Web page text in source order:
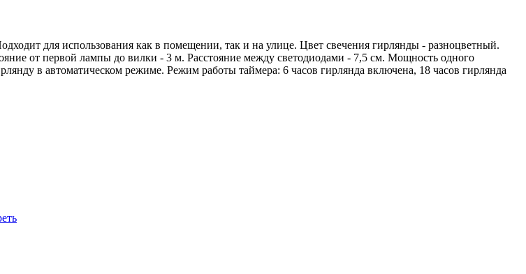
для использования как в помещении, так и на улице. Цвет свечения гирлянды - разноцветный.
от первой лампы до вилки - 3 м. Расстояние между светодиодами - 7,5 см. Мощность одного
в автоматическом режиме. Режим работы таймера: 6 часов гирлянда включена, 18 часов гирлянда